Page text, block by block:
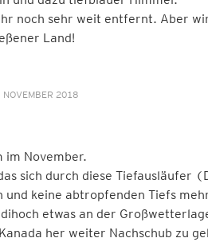
noch sehr weit entfernt. Aber
Land!
NOVEMBER 2018
im November.
sich durch diese Tiefausläufer
und keine abtropfenden Tiefs
etwas an der
her weiter Nachschub zu